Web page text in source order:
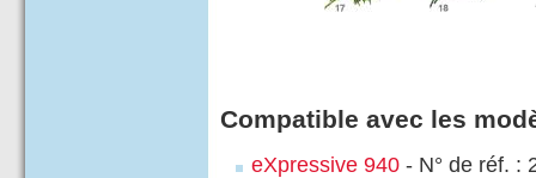
Compatible avec les
eXpressive 940 - N° de réf. :